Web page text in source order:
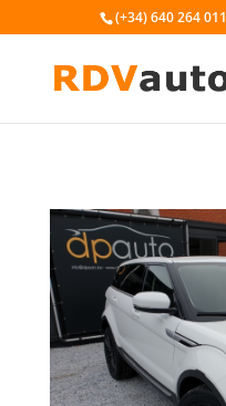
(+34) 640 264 011